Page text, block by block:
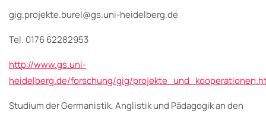
gig.projekte.burel@gs.uni-heidelberg.de
Tel. 0176 62282953
http://www.gs.uni-
heidelberg.de/forschung/gig/
Studium der Germanistik, Anglistik und Pädagogik an den